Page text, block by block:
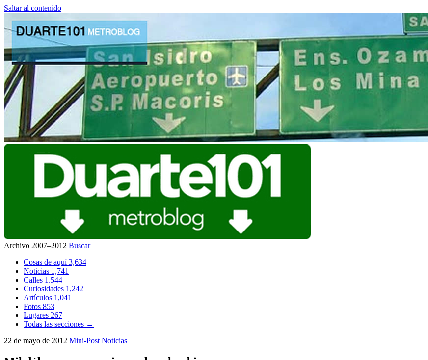
Saltar al contenido
Archivo 2007–2012 Buscar
Cosas de aquí3,634
Noticias 1,741
Calles 1,544
Curiosidades 1,242
Artículos 1,041
Fotos 853
Lugares 267
Todas las secciones →
22 de mayo de 2012 Mini-Post Noticias